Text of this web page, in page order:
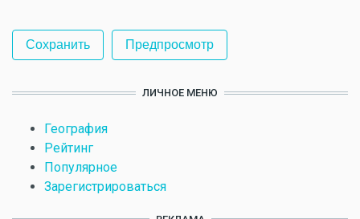
ЛИЧНОЕ МЕНЮ
География
Рейтинг
Популярное
Зарегистрироваться